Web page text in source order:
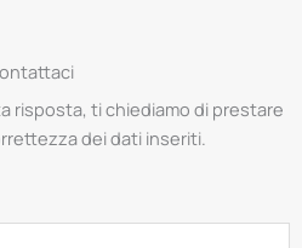
risposta, ti chiediamo di prestare
dei dati inseriti.